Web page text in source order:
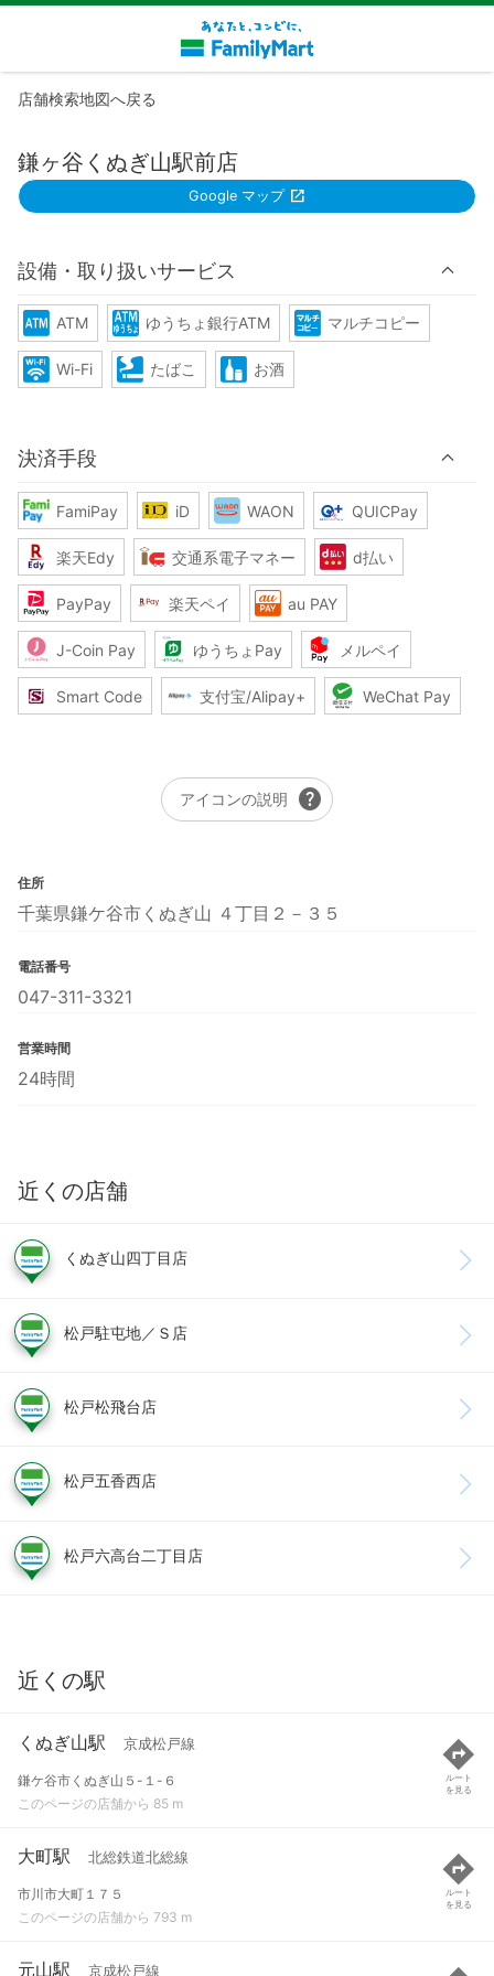
店舗検索地図へ戻る
鎌ヶ谷くぬぎ山駅前店
Google マップ
設備・取り扱いサービス
ATM ゆうちょ銀行ATM マルチコピー
Wi-Fi たばこ お酒
決済手段
FamiPay iD WAON QUICPay
楽天Edy 交通系電子マネー d払い
PayPay 楽天ペイ au PAY
J-Coin Pay ゆうちょPay メルペイ
Smart Code 支付宝/Alipay+ WeChat Pay
アイコンの説明 help
住所
千葉県鎌ケ谷市くぬぎ山 ４丁目２－３５
電話番号
047-311-3321
営業時間
24時間
近くの店舗
くぬぎ山四丁目店
松戸駐屯地／Ｓ店
松戸松飛台店
松戸五香西店
松戸六高台二丁目店
近くの駅
くぬぎ山駅 京成松戸線
鎌ケ谷市くぬぎ山５-１-６
このページの店舗から 85 m
ルート
を見る
大町駅 北総鉄道北総線
市川市大町１７５
このページの店舗から 793 m
ルート
を見る
元山駅 京成松戸線